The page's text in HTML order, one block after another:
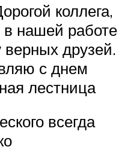
коллега,
​в нашей работе
друзей.
с днем
лестница
​всегда